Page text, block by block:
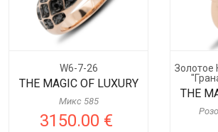
W6-7-26
THE MAGIC OF LUXURY
Микс 585
3150.00 €
Золотое
THE